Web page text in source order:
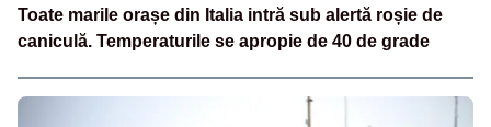
Toate marile orașe din Italia intră sub alertă roșie de
caniculă. Temperaturile se apropie de 40 de grade